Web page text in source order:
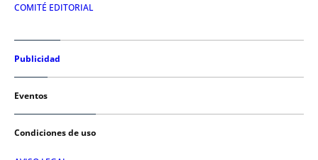
COMITÉ EDITORIAL
Publicidad
Eventos
Condiciones de uso